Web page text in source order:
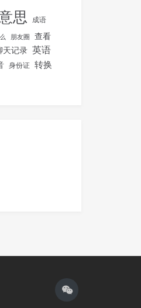
思 成语
朋友圈 查看
天记录 英语
身份证 转换